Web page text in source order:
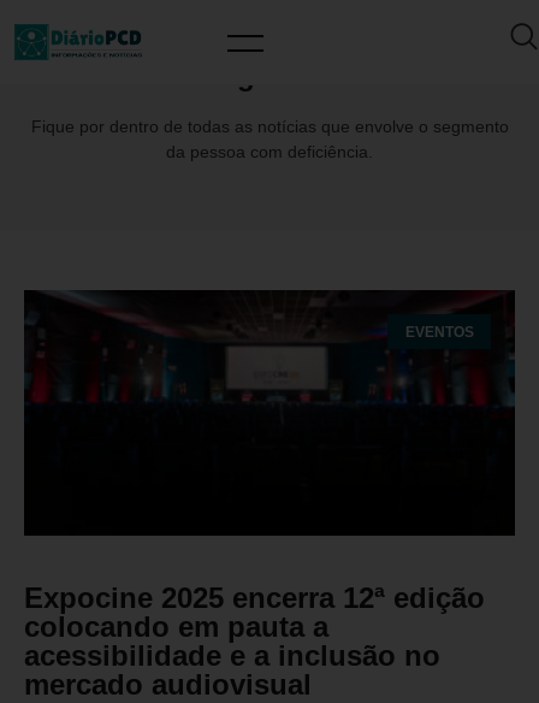
Fique por dentro de todas as notícias que envolve o segmento
da pessoa com deficiência.
EVENTOS
Expocine 2025 encerra 12ª edição
colocando em pauta a
acessibilidade e a inclusão no
mercado audiovisual